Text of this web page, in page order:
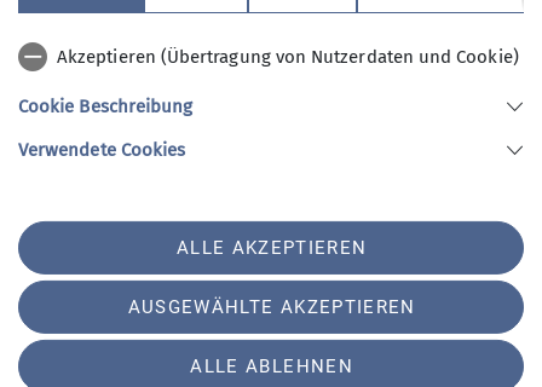
Jugendleiter*in
Ämter
Klimaschutzkoordinator*in
Ansprechperson für Prävention
sexualisierter Gewalt
Sektion Vierseenland des Deutschen Alpenvereins e.V.
Hauptstraße 42
82229 Seefeld
Telefon +4981529839280
Datenschutz-Einstellungen
Datenschutz
Akzeptieren (Übertragung von Nutzerdaten und Cookie)
Cookie Beschreibung
Verwendete Cookies
ALLE AKZEPTIEREN
AUSGEWÄHLTE AKZEPTIEREN
ALLE ABLEHNEN